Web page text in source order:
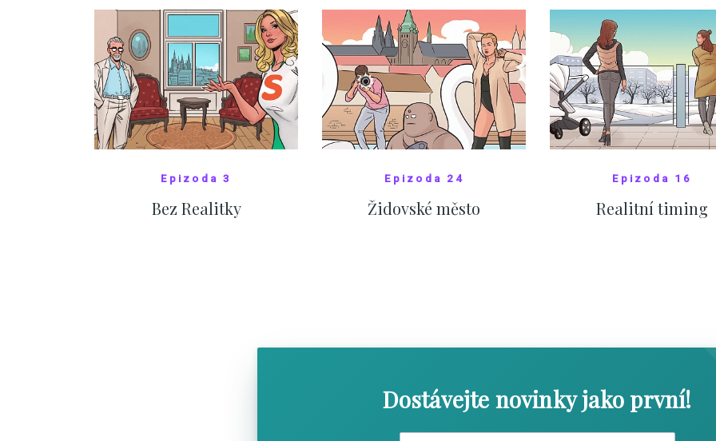
Epizoda 3
Bez Realitky
Epizoda 24
Židovské město
Epizoda 16
Realitní timing
Dostávejte novinky jako první!